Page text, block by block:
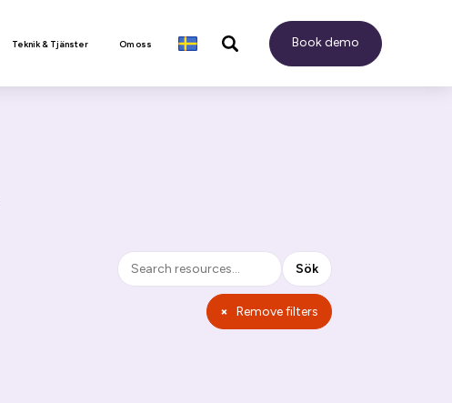
Teknik & Tjänster Om oss Book demo
Sök
Sök
× Remove filters